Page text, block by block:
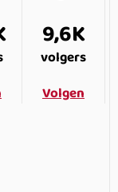
9,6K
volgers
Volgen